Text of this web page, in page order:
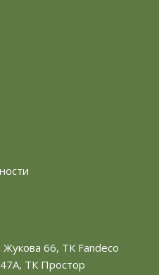
66, ТК Fandeco
ТК Простор